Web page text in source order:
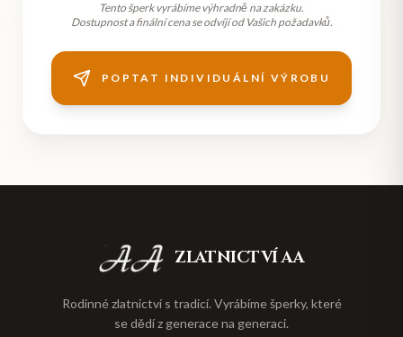
Tento šperk vyrábíme výhradně na zakázku.
Dostupnost a finální cena se odvíjí od Vašich požadavků.
POPTAT INDIVIDUÁLNÍ VÝROBU
ZLATNICTVÍ AA
Rodinné zlatnictví s tradicí. Vyrábíme šperky, které
se dědí z generace na generaci.